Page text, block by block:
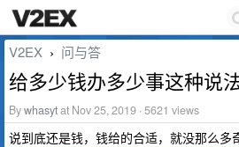
V2EX › 问与答
给多少钱办多少事这种说
Bywhasytat Nov 25, 2019 · 5621 views
说到底还是钱，钱给的合适，就没那么多